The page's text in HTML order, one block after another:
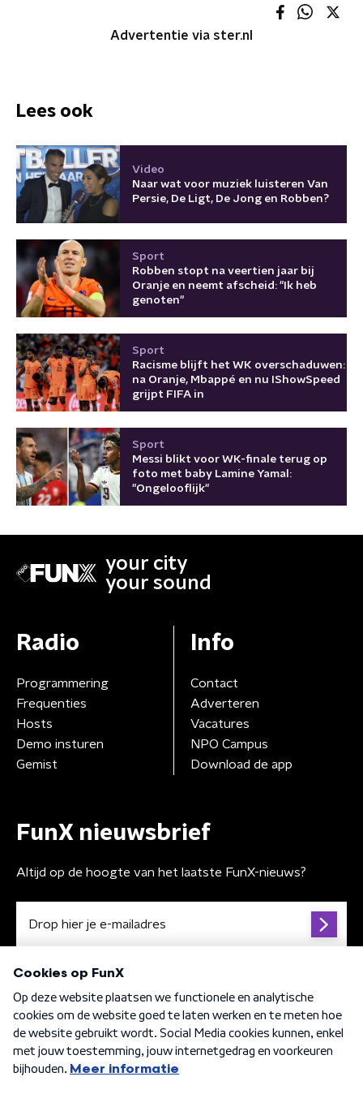
Advertentie via ster.nl
Lees ook
Video
Naar wat voor muziek luisteren Van
Persie, De Ligt, De Jong en Robben?
Sport
Robben stopt na veertien jaar bij
Oranje en neemt afscheid: "Ik heb
genoten"
Sport
Racisme blijft het WK overschaduwen:
na Oranje, Mbappé en nu IShowSpeed
grijpt FIFA in
Sport
Messi blikt voor WK-finale terug op
foto met baby Lamine Yamal:
"Ongelooflijk"
your city
your sound
Radio
Programmering
Frequenties
Hosts
Demo insturen
Gemist
Info
Contact
Adverteren
Vacatures
NPO Campus
Download de app
FunX nieuwsbrief
Altijd op de hoogte van het laatste FunX-nieuws?
Algemene voorwaarden Privacybeleid